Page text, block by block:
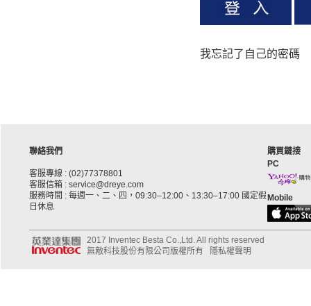
我忘記了自己的密碼
聯絡我們
客服專線 : (02)77378801
客服信箱 : service@dreye.com
服務時間 : 每週一、二、四，09:30–12:00、13:30–17:00 國定假
日休息
購買鏈接
PC
Mobile
2017 Inventec Besta Co.,Ltd. All rights reserved
無敵科技股份有限公司版權所有
隱私權聲明